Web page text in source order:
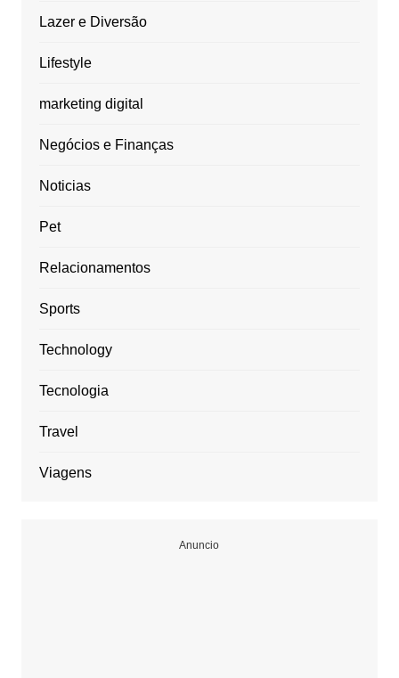
Lazer e Diversão
Lifestyle
marketing digital
Negócios e Finanças
Noticias
Pet
Relacionamentos
Sports
Technology
Tecnologia
Travel
Viagens
Anuncio